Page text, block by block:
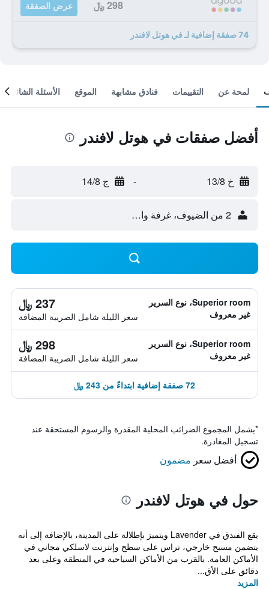
298 ﷼ عرض الصفقة
74 صفقة إضافية لـ في هوتل لافندر
لمحة عن التقييمات فنادق مشابهة الموقع الأسئلة الشائعة
أفضل صفقات في هوتل لافندر
خ 13/8 - ج 14/8
2 من الضيوف، غرفة واحدة
Superior room، نوع السرير
غير معروف
237 ﷼
سعر الليلة شامل الصريبة المضافة
Superior room، نوع السرير
غير معروف
298 ﷼
سعر الليلة شامل الصريبة المضافة
72 صفقة إضافية ابتداءً من 243 ﷼
*يشمل المجموع الضرائب المحلية المقدرة والرسوم المستحقة عند
تسجيل المغادرة.
أفضل سعر مضمون
حول في هوتل لافندر
يقع الفندق في Lavender ويتميز بإطلالة على المدينة، بالإضافة إلى أنه
يتضمن مسبح خارجي، تراس على سطح وإنترنت لاسلكي مجاني في
الأماكن العامة. بالقرب من الأماكن السياحية في المنطقة وعلى بعد
دقائق على الأق...
المزيد